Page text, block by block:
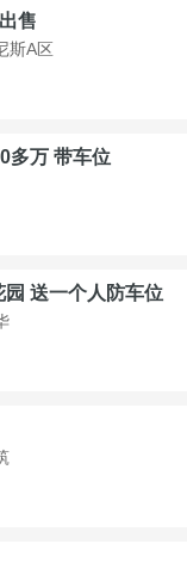
售
斯A区
多万 带车位
送一个人防车位